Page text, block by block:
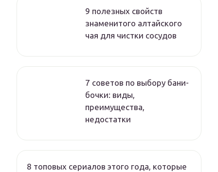
9 полезных свойств
знаменитого алтайского
чая для чистки сосудов
7 советов по выбору бани-
бочки: виды,
преимущества,
недостатки
8 топовых сериалов этого года, которые